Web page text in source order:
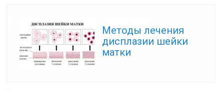
Методы лечения
дисплазии шейки
матки